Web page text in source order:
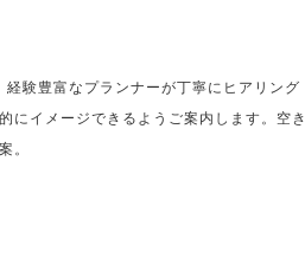
経験豊富なプランナーが丁寧にヒアリング
にイメージできるようご案内します。空き
。